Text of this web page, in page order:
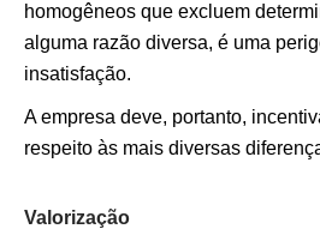
homogêneos que excluem
alguma razão diversa, é uma
insatisfação.
A empresa deve, portanto,
respeito às mais diversas
Valorização